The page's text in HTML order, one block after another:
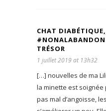
CHAT
TRÉSOR
1 juillet 2019 at 13h32
[…] nouvelles de ma
la minette est
pas mal d’angoisse,